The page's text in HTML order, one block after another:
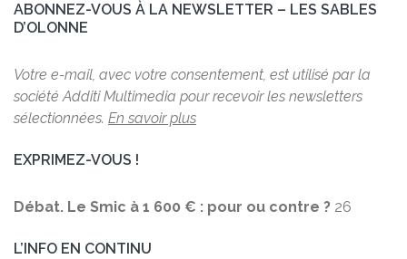
ABONNEZ-VOUS À LA NEWSLETTER – LES SABLES
D’OLONNE
Votre e-mail, avec votre consentement, est utilisé par la
société Additi Multimedia pour recevoir les newsletters
sélectionnées. En savoir plus
EXPRIMEZ-VOUS !
Débat. Le Smic à 1 600 € : pour ou contre ? 26
L’INFO EN CONTINU